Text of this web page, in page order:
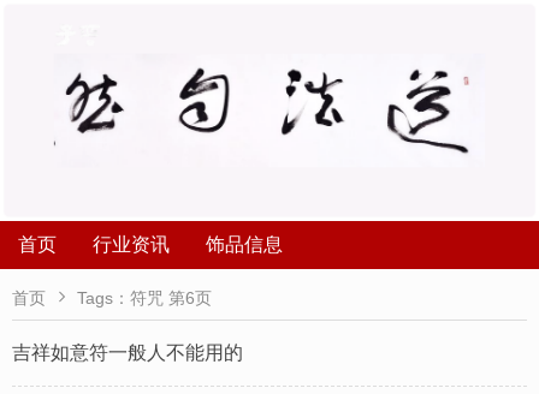
首页 行业资讯 饰品信息
首页  Tags：符咒 第6页
吉祥如意符一般人不能用的